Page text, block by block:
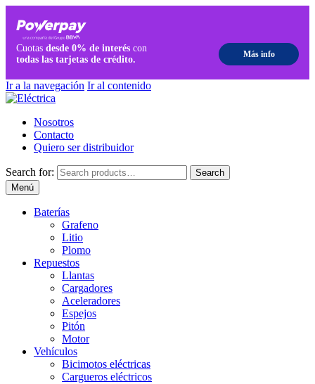
Ir a la navegación Ir al contenido
Nosotros
Contacto
Quiero ser distribuidor
Search for:
Search
Menú
Baterías
Grafeno
Litio
Plomo
Repuestos
Llantas
Cargadores
Aceleradores
Espejos
Pitón
Motor
Vehículos
Bicimotos eléctricas
Cargueros eléctricos